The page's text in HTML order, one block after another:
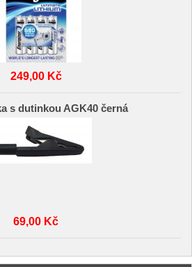
249,00 Kč
s dutinkou AGK40 černá
69,00 Kč